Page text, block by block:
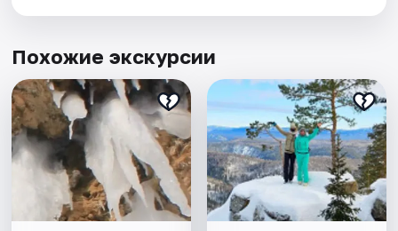
Похожие экскурсии